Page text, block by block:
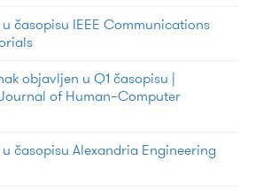
časopisu IEEE Communications
objavljen u Q1 časopisu |
of Human–Computer
časopisu Alexandria Engineering